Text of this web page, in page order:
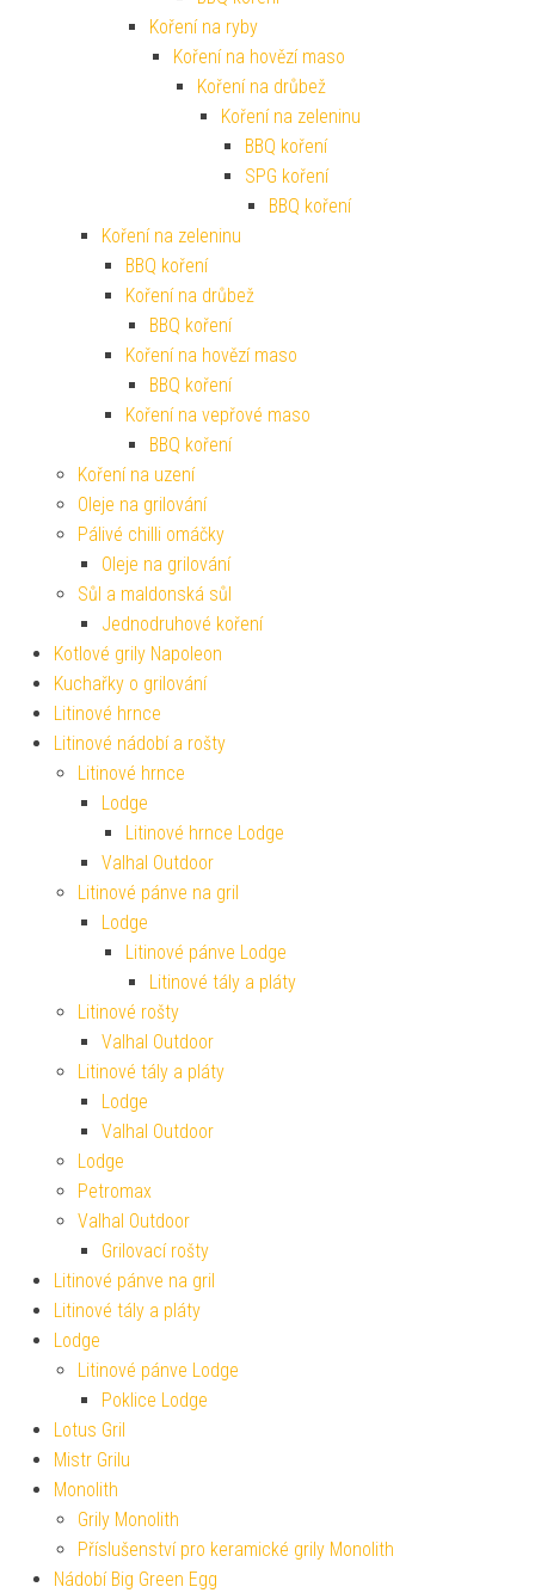
Koření na ryby
Koření na hovězí maso
Koření na drůbež
Koření na zeleninu
BBQ koření
SPG koření
BBQ koření
Koření na zeleninu
BBQ koření
Koření na drůbež
BBQ koření
Koření na hovězí maso
BBQ koření
Koření na vepřové maso
BBQ koření
Koření na uzení
Oleje na grilování
Pálivé chilli omáčky
Oleje na grilování
Sůl a maldonská sůl
Jednodruhové koření
Kotlové grily Napoleon
Kuchařky o grilování
Litinové hrnce
Litinové nádobí a rošty
Litinové hrnce
Lodge
Litinové hrnce Lodge
Valhal Outdoor
Litinové pánve na gril
Lodge
Litinové pánve Lodge
Litinové tály a pláty
Litinové rošty
Valhal Outdoor
Litinové tály a pláty
Lodge
Valhal Outdoor
Lodge
Petromax
Valhal Outdoor
Grilovací rošty
Litinové pánve na gril
Litinové tály a pláty
Lodge
Litinové pánve Lodge
Poklice Lodge
Lotus Gril
Mistr Grilu
Monolith
Grily Monolith
Příslušenství pro keramické grily Monolith
Nádobí Big Green Egg